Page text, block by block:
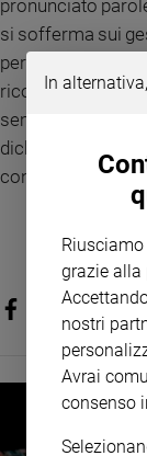
Policy
Chi
siamo
Registrati
Redazione
pronunciato
si sofferma sui
persino un
ricordarci che le
sempre
dichiarazioni
concreta di fare
In
grazie alla
nostri
Avrai
consenso